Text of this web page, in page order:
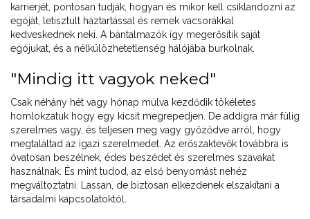
karrierjét, pontosan tudják, hogyan és mikor kell csiklandozni az
egóját, letisztult háztartással és remek vacsorákkal
kedveskednek neki. A bántalmazók így megerősítik saját
egójukat, és a nélkülözhetetlenség hálójába burkolnak.
"Mindig itt vagyok neked"
Csak néhány hét vagy hónap múlva kezdődik tökéletes
homlokzatuk hogy egy kicsit megrepedjen. De addigra már fülig
szerelmes vagy, és teljesen meg vagy győződve arról, hogy
megtaláltad az igazi szerelmedet. Az erőszaktevők továbbra is
óvatosan beszélnek, édes beszédet és szerelmes szavakat
használnak. És mint tudod, az első benyomást nehéz
megváltoztatni. Lassan, de biztosan elkezdenek elszakítani a
társadalmi kapcsolatoktól.